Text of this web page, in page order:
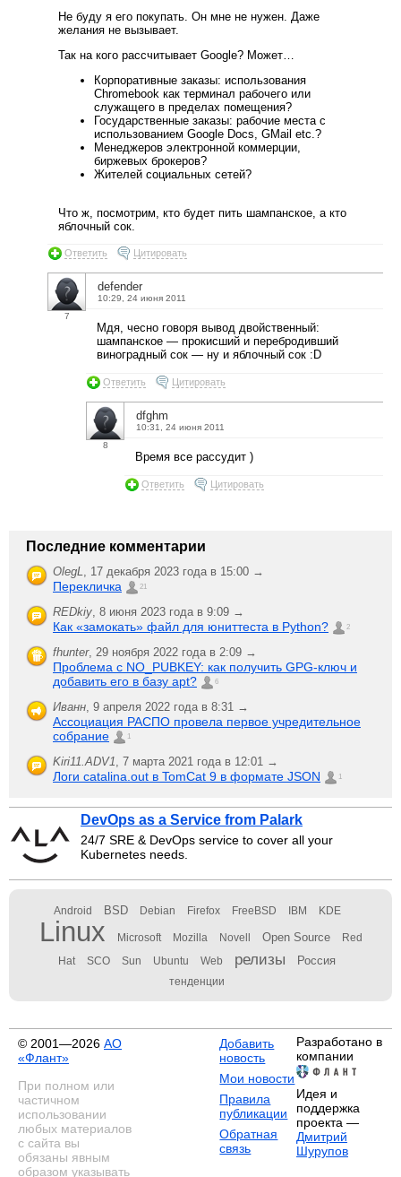
Не буду я его покупать. Он мне не нужен. Даже
желания не вызывает.
Так на кого рассчитывает Google? Может…
Корпоративные заказы: использования
Chromebook как терминал рабочего или
служащего в пределах помещения?
Государственные заказы: рабочие места с
использованием Google Docs, GMail etc.?
Менеджеров электронной коммерции,
биржевых брокеров?
Жителей социальных сетей?
Что ж, посмотрим, кто будет пить шампанское, а кто
яблочный сок.
Ответить Цитировать
7
defender
10:29, 24 июня 2011
Мдя, чесно говоря вывод двойственный:
шампанское — прокисший и перебродивший
виноградный сок — ну и яблочный сок :D
Ответить Цитировать
8
dfghm
10:31, 24 июня 2011
Время все рассудит )
Ответить Цитировать
Последние комментарии
OlegL 17 декабря 2023 года в 15:00 →
Перекличка 21
REDkiy 8 июня 2023 года в 9:09 →
Как «замокать» файл для юниттеста в Python? 2
fhunter, 29 ноября 2022 года в 2:09 →
Проблема с NO_PUBKEY: как получить GPG-ключ и
добавить его в базу apt?
6
Иванн 9 апреля 2022 года в 8:31 →
Ассоциация РАСПО провела первое учредительное
собрание
1
Kiri11.ADV1 7 марта 2021 года в 12:01 →
Логи catalina.out в TomCat 9 в формате JSON 1
DevOps as a Service from Palark
24/7 SRE & DevOps service to cover all your
Kubernetes needs.
Android BSD Debian Firefox FreeBSD IBM KDE
Linux Microsoft Mozilla Novell Open Source Red
Hat SCO Sun Ubuntu Web релизы Россия
тенденции
© 2001—2026 АО
«Флант»
При полном или
частичном
использовании
любых материалов
с сайта вы
обязаны явным
образом указывать
Добавить
новость
Мои новости
Правила
публикации
Обратная
связь
Разработано в
компании
Идея и
поддержка
проекта —
Дмитрий
Шурупов